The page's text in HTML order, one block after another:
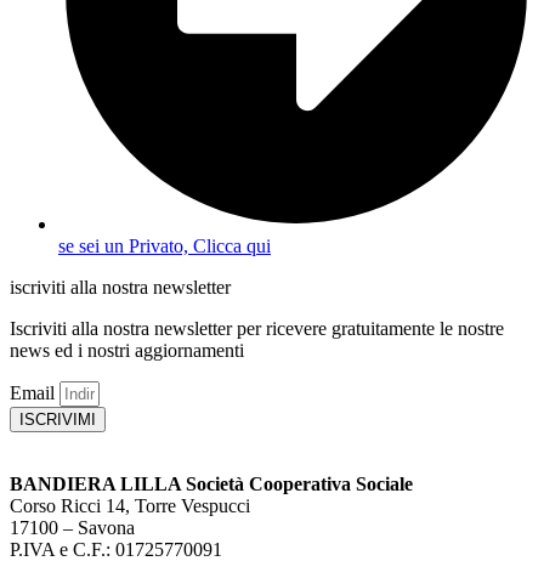
se sei un Privato, Clicca qui
iscriviti alla nostra newsletter
Iscriviti alla nostra newsletter per ricevere gratuitamente le nostre
news ed i nostri aggiornamenti
Email
ISCRIVIMI
BANDIERA LILLA Società Cooperativa Sociale
Corso Ricci 14, Torre Vespucci
17100 – Savona
P.IVA e C.F.: 01725770091